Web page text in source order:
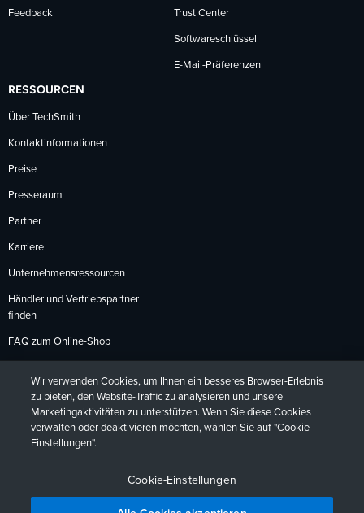
Feedback Trust Center
Softwareschlüssel
E-Mail-Präferenzen
RESSOURCEN
Über TechSmith
Kontaktinformationen
Preise
Presseraum
Partner
Karriere
Unternehmensressourcen
Händler und Vertriebspartner
finden
FAQ zum Online-Shop
Rückgabebedingungen
DeutschFrançaisEspañol日本語
Wir verwenden Cookies, um Ihnen ein besseres Browser-Erlebnis
zu bieten, den Website-Traffic zu analysieren und unsere
Marketingaktivitäten zu unterstützen. Wenn Sie diese Cookies
verwalten oder deaktivieren möchten, wählen Sie auf "Cookie-
Einstellungen".
Cookie-Einstellungen